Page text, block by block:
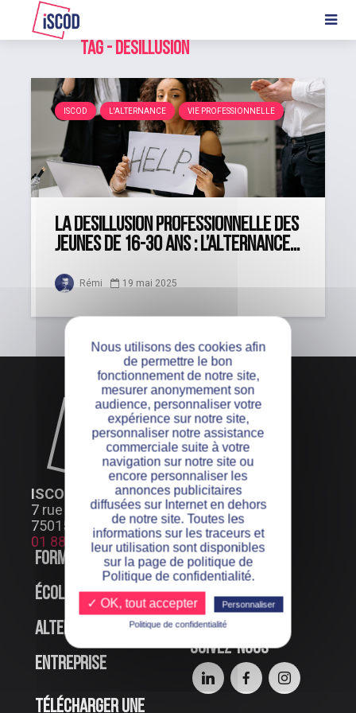
Tag - désillusion
ISCOD L'ALTERNANCE VIE PROFESSIONNELLE
La désillusion professionnelle des
jeunes de 16-30 ans : l’alternance...
Rémi 19 mai 2025
ISCOD PARIS
7 rue Henri Bocquillon
75015 Paris
01 88 24 66 99
Formations
École
Alternance
Entreprise
Offres d’emploi
Événements en
ligne
Suivez-nous
Télécharger une
Nous utilisons des cookies afin
de permettre le bon
fonctionnement de notre site,
mesurer anonymement son
audience, personnaliser votre
expérience sur notre site,
personnaliser notre assistance
commerciale suite à votre
navigation sur notre site ou
encore personnaliser les
annonces publicitaires
diffusées sur Internet en dehors
de notre site. Toutes les
informations sur les traceurs et
leur utilisation sont disponibles
sur la page de politique de
Politique de confidentialité.
✓ OK, tout accepter
Personnaliser
Politique de confidentialité